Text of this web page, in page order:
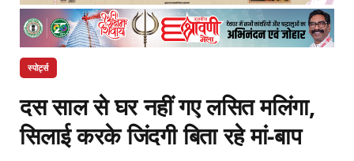
स्पोर्ट्स
दस साल से घर नहीं गए लसित मलिंगा,
सिलाई करके जिंदगी बिता रहे मां-बाप